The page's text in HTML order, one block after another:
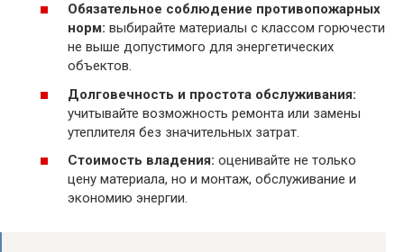
Обязательное соблюдение противопожарных
норм: выбирайте материалы с классом горючести
не выше допустимого для энергетических
объектов.
Долговечность и простота обслуживания:
учитывайте возможность ремонта или замены
утеплителя без значительных затрат.
Стоимость владения: оценивайте не только
цену материала, но и монтаж, обслуживание и
экономию энергии.